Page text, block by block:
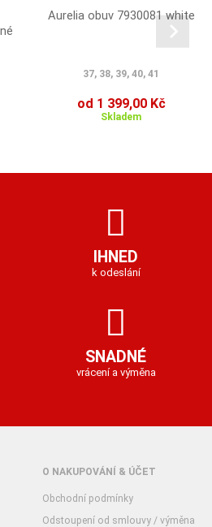
Aurelia obuv 7930081 white
37, 38, 39, 40, 41
od 1 399,00 Kč
Skladem
IHNED
k odeslání
SNADNÉ
vrácení a výměna
O NAKUPOVÁNÍ & ÚČET
Obchodní podmínky
Odstoupení od smlouvy / výměna